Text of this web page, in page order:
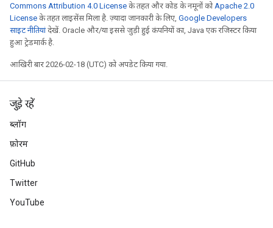
Commons Attribution 4.0 License के तहत और कोड के नमूनों कोApache 2.0
License के तहत लाइसेंस मिला है. ज़्यादा जानकारी के लिए, Google Developers
साइट नीतियांदेखें. Oracle और/या इससे जुड़ी हुई कंपनियों का, Java एक रजिस्टर किया
हुआ ट्रेडमार्क है.
आखिरी बार 2026-02-18 (UTC) को अपडेट किया गया.
जुड़े रहें
ब्लॉग
फ़ोरम
GitHub
Twitter
YouTube